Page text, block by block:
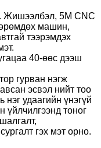
Жишээлбэл, 5M CNC
машин,
тээрэмдэх
40-өөс дээш
гурван нэгж
эсвэл нийт тоо
удаагийн үнэгүй
үйлчилгээнд тоног
гэх мэт орно.